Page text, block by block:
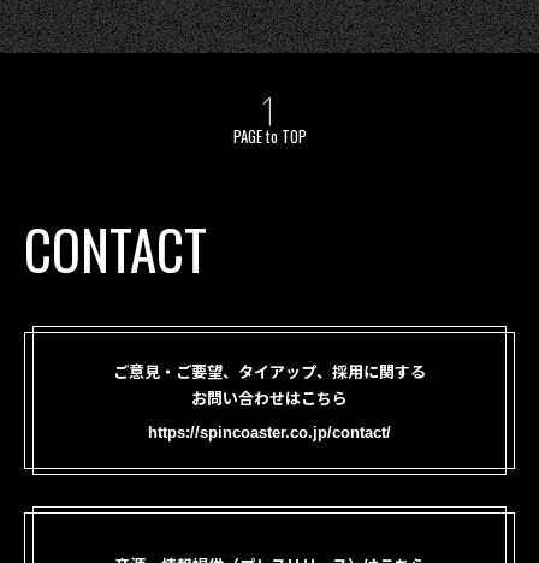
PAGE to TOP
CONTACT
ご意見・ご要望、タイアップ、採用に関する
お問い合わせはこちら
https://spincoaster.co.jp/contact/